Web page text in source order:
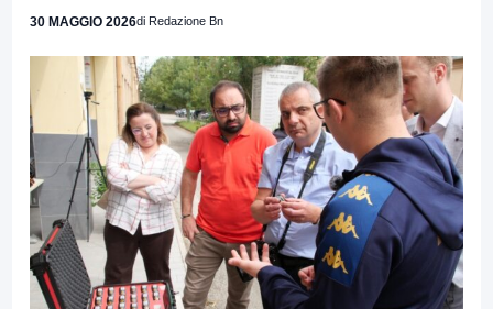
30 MAGGIO 2026di Redazione Bn